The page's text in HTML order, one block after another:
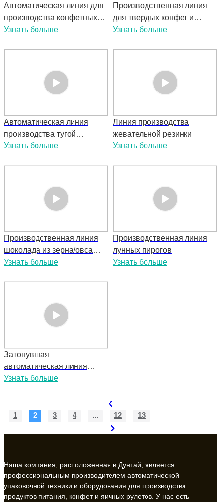
Автоматическая линия для
производства конфетных
изделий
Узнать больше
Производственная линия
для твердых конфет и
конфет с начинкой,
Узнать больше
Автоматическая линия
производства тугой
конфеты Тоффи
Узнать больше
Линия производства
жевательной резинки
Узнать больше
Производственная линия
шоколада из зерна/овса
HTL-T888A/HTL-T888B
Узнать больше
Производственная линия
лунных пирогов
Узнать больше
Затонувшая
автоматическая линия
материалов
Узнать больше
1 2 3 4 ... 12 13
Наша компания, расположенная в Дунтай, является
профессиональным производителем автоматической
упаковочной техники и оборудования для производства
продуктов питания, конфет и яичных рулетов. У нас есть